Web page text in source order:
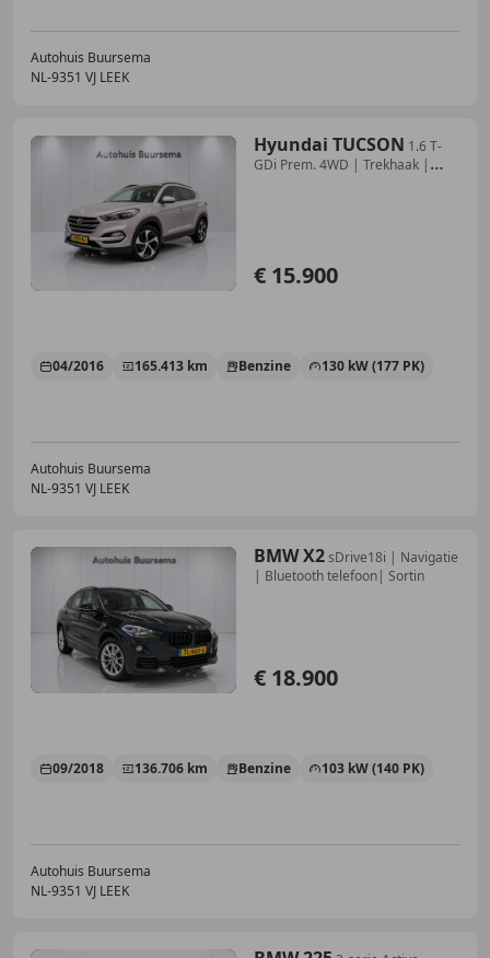
Autohuis Buursema
NL-9351 VJ LEEK
Hyundai TUCSON 1.6 T-
GDi Prem. 4WD | Trekhaak |
€ 15.900
04/2016 165.413 km Benzine 130 kW (177 PK)
Autohuis Buursema
NL-9351 VJ LEEK
BMW X2sDrive18i | Navigatie
| Bluetooth telefoon| Sortin
€ 18.900
09/2018 136.706 km Benzine 103 kW (140 PK)
Autohuis Buursema
NL-9351 VJ LEEK